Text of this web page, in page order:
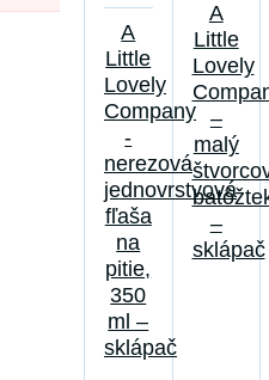
A
Little
Lovely
Company
-
nerezová
jednovrstvová
fľaša
na
pitie,
350
ml –
sklápač
A
Little
Lovely
–
malý
–
sklápač